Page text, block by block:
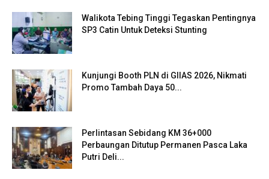
Walikota Tebing Tinggi Tegaskan Pentingnya
SP3 Catin Untuk Deteksi Stunting
Kunjungi Booth PLN di GIIAS 2026, Nikmati
Promo Tambah Daya 50...
Perlintasan Sebidang KM 36+000
Perbaungan Ditutup Permanen Pasca Laka
Putri Deli...